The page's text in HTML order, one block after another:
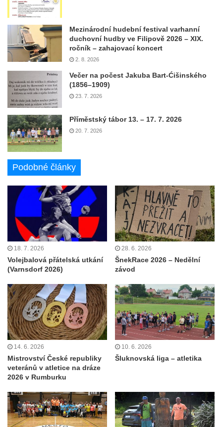
Mezinárodní hudební festival varhanní
duchovní hudby ve Filipově 2026 – XIX.
ročník – zahajovací koncert
2. 8. 2026
Večer na počest Jakuba Bart-Ćišinského
(1856–1909)
23. 7. 2026
Příměstský tábor 13. – 17. 7. 2026
20. 7. 2026
Podobné články
18. 7. 2026
Volejbalová přátelská utkání
(Varnsdorf 2026)
28. 6. 2026
ŠnekRace 2026 – Nedělní
závod
14. 6. 2026
Mistrovství České republiky
veteránů v atletice na dráze
2026 v Rumburku
10. 6. 2026
Šluknovská liga – atletika